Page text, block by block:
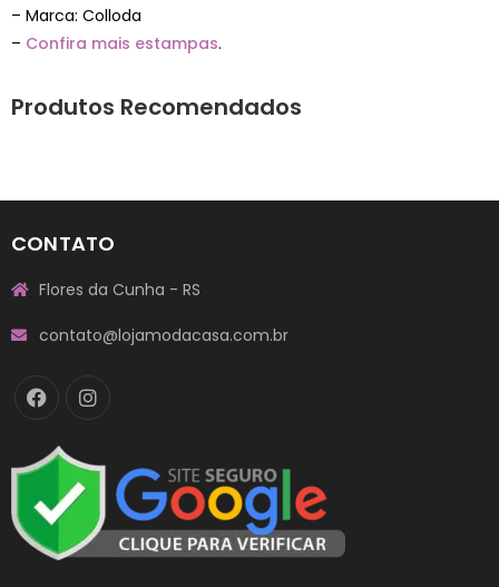
– Marca: Colloda
– Confira mais estampas.
Produtos Recomendados
CONTATO
Flores da Cunha - RS
contato@lojamodacasa.com.br